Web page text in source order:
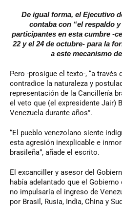
De igual forma, el Ejecutivo
contaba con “el respaldo
participantes en esta cumbre -
22 y el 24 de octubre- para la
a este mecanismo
Pero -prosigue el texto-, “a través
contradice la naturaleza y
representación de la Cancillería
el veto que (el expresidente Jair)
Venezuela durante años”.
“El pueblo venezolano siente
esta agresión inexplicable e
brasileña”, añade el escrito.
El excanciller y asesor del
había adelantado que el
no impulsaría el ingreso de
por Brasil, Rusia, India, China y